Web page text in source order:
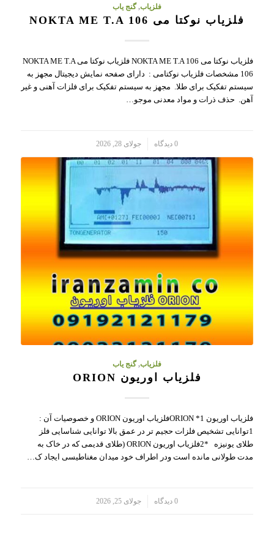
فلزیاب,گنج یاب
فلزیاب نوکتا می NOKTA ME T.A 106
فلزیاب نوکتا می NOKTA ME T.A 106 فلزیاب نوکتا می NOKTA ME T.A
106 مشخصات فلزیاب نوکتامی : دارای صفحه نمایش دیجیتال مجهز به
سیستم تفکیک برای طلا. مجهز به سیستم تفکیک برای فلزات آهنی و غیر
آهن. حذف ذرات و مواد معدنی موجو…
0 دیدگاه جولای 28, 2026
فلزیاب, گنج یاب
فلزیاب اوریون ORION
فلزیاب اوریون ORION *1فلزیاب اوریون ORION و خصوصیات آن :
1توانایی تشخیص فلزات حجیم تر در عمق بالا توانایی شناسایی فلز
طلای یونیزه *2فلزیاب اوریون ORION (طلای قدیمی که در خاک به
مدت طولانی مانده است ودر اطراف خود میدان مغناطیسی ایجاد ک…
0 دیدگاه جولای 25, 2026